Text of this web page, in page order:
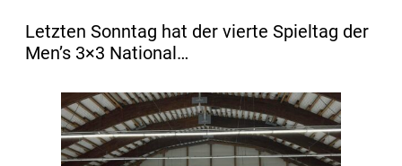
Letzten Sonntag hat der vierte Spieltag der
Men’s 3×3 National…